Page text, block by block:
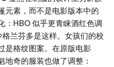
元素，而不是电影版本中的
：HBO 似乎更青睐酒红色调
兰芬多是这样。女孩们的校
是格纹图案。在原版电影
奇的服装也做了调整：